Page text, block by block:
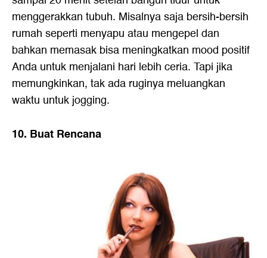
menggerakkan tubuh. Misalnya saja bersih-bersih
rumah seperti menyapu atau mengepel dan
bahkan memasak bisa meningkatkan mood positif
Anda untuk menjalani hari lebih ceria. Tapi jika
memungkinkan, tak ada ruginya meluangkan
waktu untuk jogging.
10. Buat Rencana